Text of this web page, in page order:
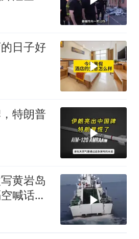
日子好
特朗普
黄岩岛
喊话露